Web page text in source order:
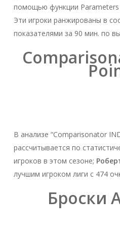
помощью функции Parameters
Эти игроки ранжированы в
показателями за 90 мин. по
В анализе “Comparisonator
рассчитывается по
игроков в этом сезоне;
лучшим игроком лиги с 474
Броски